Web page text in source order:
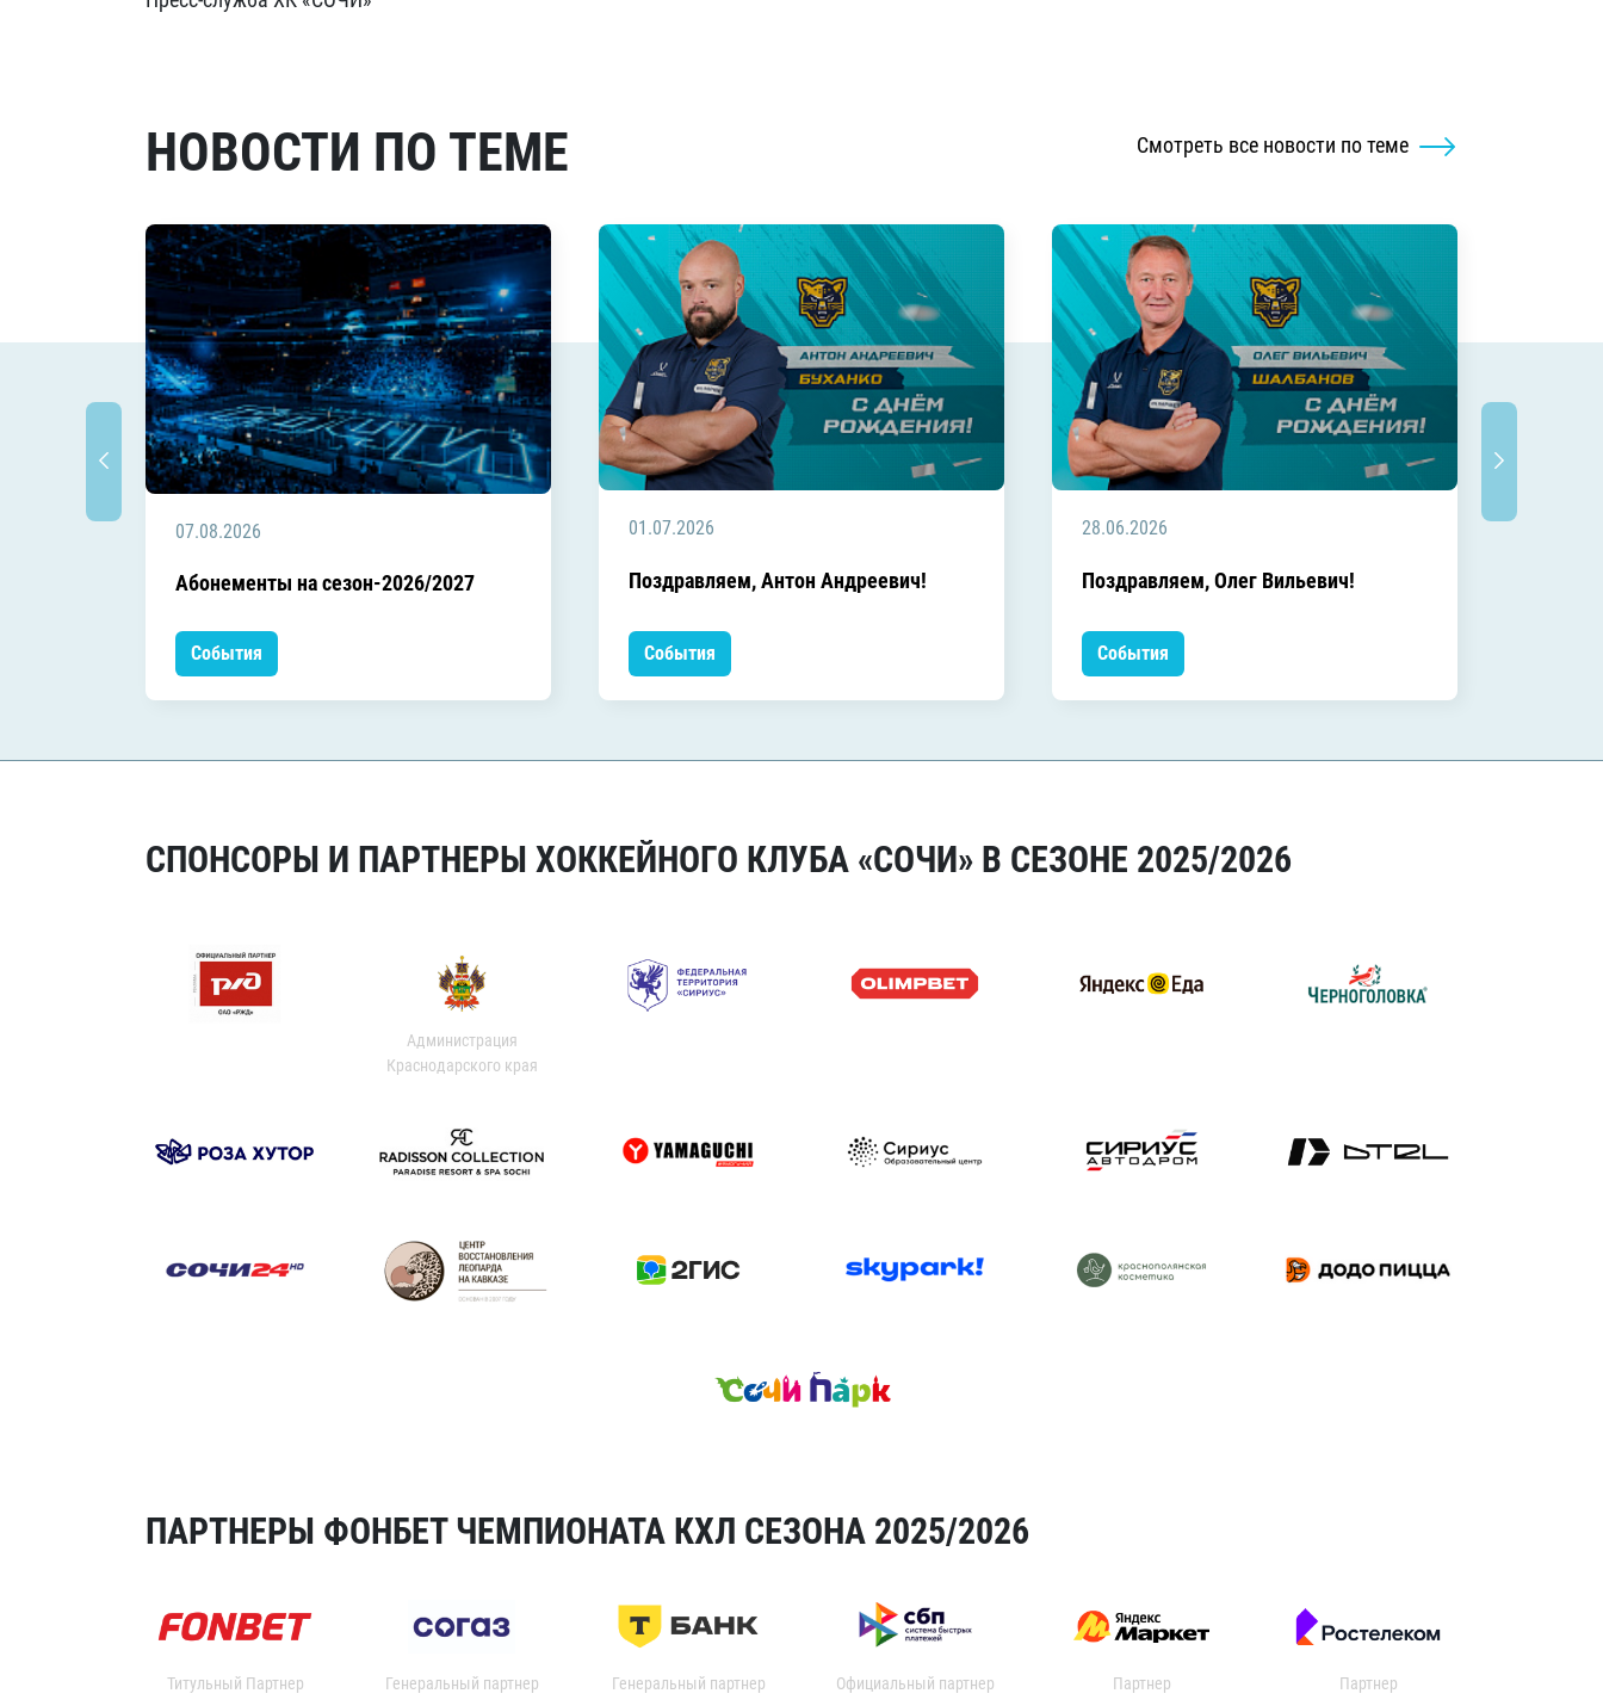
НОВОСТИ ПО ТЕМЕ Смотреть все новости по теме
07.08.2026
Абонементы на сезон-2026/2027
События
01.07.2026
Поздравляем, Антон Андреевич!
События
28.06.2026
Поздравляем, Олег Вильевич!
События
СПОНСОРЫ И ПАРТНЕРЫ ХОККЕЙНОГО КЛУБА «СОЧИ» В СЕЗОНЕ 2025/2026
Администрация
Краснодарского края
ПАРТНЕРЫ ФОНБЕТ ЧЕМПИОНАТА КХЛ СЕЗОНА 2025/2026
Титульный Партнер Генеральный партнер Генеральный партнер Официальный партнер Партнер Партнер